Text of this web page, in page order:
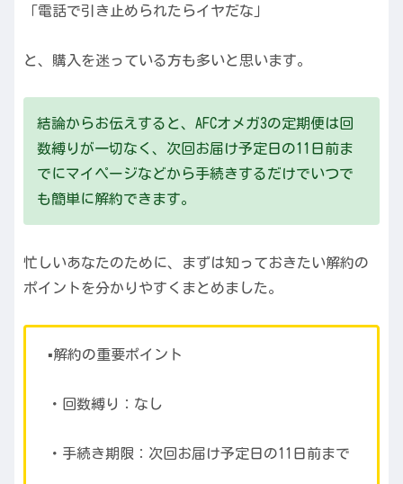
「電話で引き止められたらイヤだな」
と、購入を迷っている方も多いと思います。
結論からお伝えすると、AFCオメガ3の定期便は回
数縛りが一切なく、次回お届け予定日の11日前ま
でにマイページなどから手続きするだけでいつで
も簡単に解約できます。
忙しいあなたのために、まずは知っておきたい解約の
ポイントを分かりやすくまとめました。
▪️解約の重要ポイント
・回数縛り：なし
・手続き期限：次回お届け予定日の11日前まで